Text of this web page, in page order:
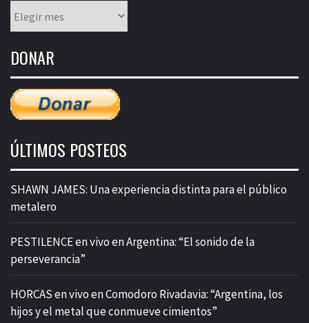
mensual
entradas
DONAR
ÚLTIMOS POSTEOS
SHAWN JAMES: Una experiencia distinta para el público
metalero
PESTILENCE en vivo en Argentina: “El sonido de la
perseverancia”
HORCAS en vivo en Comodoro Rivadavia: “Argentina, los
hijos y el metal que conmueve cimientos”